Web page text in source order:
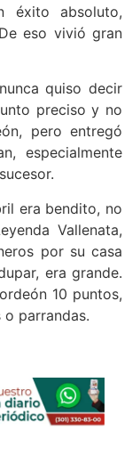
éxito absoluto,
eso vivió gran
quiso decir
preciso y no
pero entregó
especialmente
era bendito, no
Vallenata,
por su casa
era grande.
10 puntos,
parrandas.